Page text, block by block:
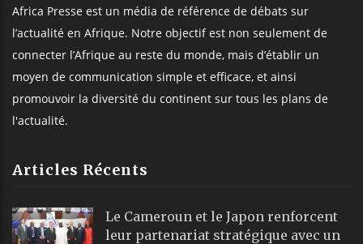
Africa Presse est un média de référence de débats sur
l’actualité en Afrique. Notre objectif est non seulement de
connecter l’Afrique au reste du monde, mais d’établir un
moyen de communication simple et efficace, et ainsi
promouvoir la diversité du continent sur tous les plans de
l'actualité.
Articles Récents
Le Cameroun et le Japon renforcent
leur partenariat stratégique avec un